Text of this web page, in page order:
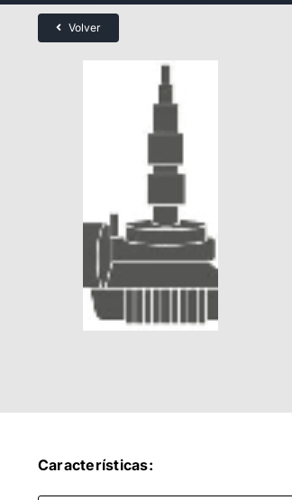
Volver
Características: